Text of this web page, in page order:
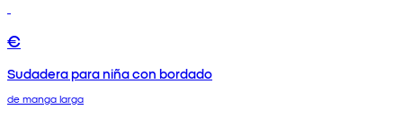
€
Sudadera para niña con bordado
de manga larga